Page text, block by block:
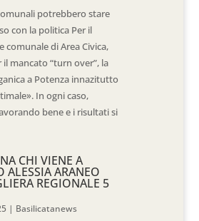
potrebbero stare
con la politica Per il
comunale di Area Civica,
il mancato “turn over”, la
a Potenza innazitutto
In ogni caso,
bene e i risultati si
CHI VIENE A
ALESSIA ARANEO
REGIONALE 5
| Basilicatanews